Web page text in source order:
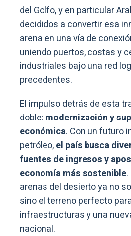
del Golfo, y en particular
decididos a convertir esa
arena en una vía de
uniendo puertos, costas y
industriales bajo una red
precedentes.
El impulso detrás de esta
doble: modernización y
económica. Con un futuro
petróleo,el país busca
fuentes de ingresos y
economía más sostenible.
arenas del desierto ya no
sino el terreno perfecto
infraestructuras y una
nacional.